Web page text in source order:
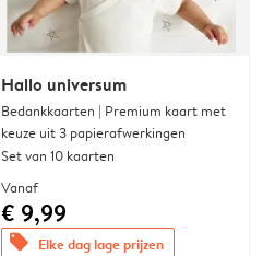
Hallo universum
Bedankkaarten | Premium kaart met
keuze uit 3 papierafwerkingen
Set van 10 kaarten
Vanaf
€ 9,99
offers Elke dag lage prijzen